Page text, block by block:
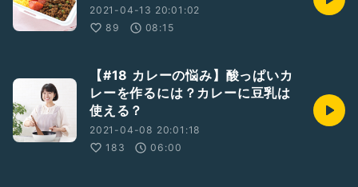
2021-04-13 20:01:02
89
08:15
【#18 カレーの悩み】酸っぱいカ
レーを作るには？カレーに豆乳は
使える？
2021-04-08 20:01:18
183
06:00